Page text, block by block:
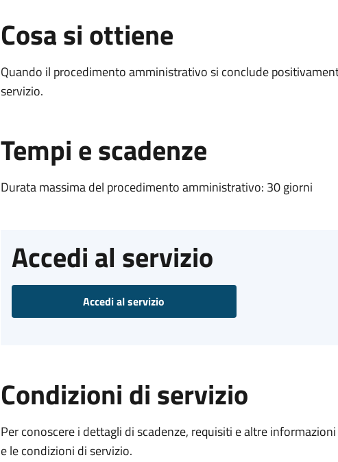
Cosa si ottiene
Quando il procedimento amministrativo si conclude
servizio.
Tempi e scadenze
Durata massima del procedimento amministrativo: 30 giorni
Accedi al servizio
Accedi al servizio
Condizioni di servizio
Per conoscere i dettagli di scadenze, requisiti e altre
e le condizioni di servizio.